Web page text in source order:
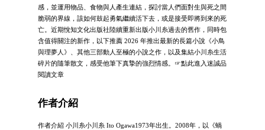
感，並運用物品、食物與人產生連結，探討當人們面對生與死之間
脆弱的界線，該如何鼓起勇氣繼續活下去，或是接受即將到來的死
亡。近期悅知文化出版社陸續重新出版小川糸過去的舊作，同時包
含值得關注的新作，以下推薦 2026 年推出最新的長篇小說《小鳥
與理夢人》、其他三部動人至極的小說之作，以及集結小川糸生活
碎片的隨筆散文，感受他筆下真摯的強烈情感。☞點此進入迷誠品
閱讀文章
作者介紹
作者介紹 小川糸小川糸 Ito Ogawa1973年出生。2008年，以《蝸